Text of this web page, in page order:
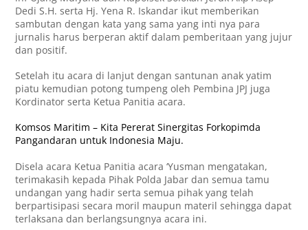
Dedi S.H. serta Hj. Yena R. Iskandar ikut memberikan
sambutan dengan kata yang sama yang inti nya para
jurnalis harus berperan aktif dalam pemberitaan yang jujur
dan positif.
Setelah itu acara di lanjut dengan santunan anak yatim
piatu kemudian potong tumpeng oleh Pembina JPJ juga
Kordinator serta Ketua Panitia acara.
Komsos Maritim – Kita Pererat Sinergitas Forkopimda
Pangandaran untuk Indonesia Maju.
Disela acara Ketua Panitia acara ‘Yusman mengatakan,
terimakasih kepada Pihak Polda Jabar dan semua tamu
undangan yang hadir serta semua pihak yang telah
berpartisipasi secara moril maupun materil sehingga dapat
terlaksana dan berlangsungnya acara ini.